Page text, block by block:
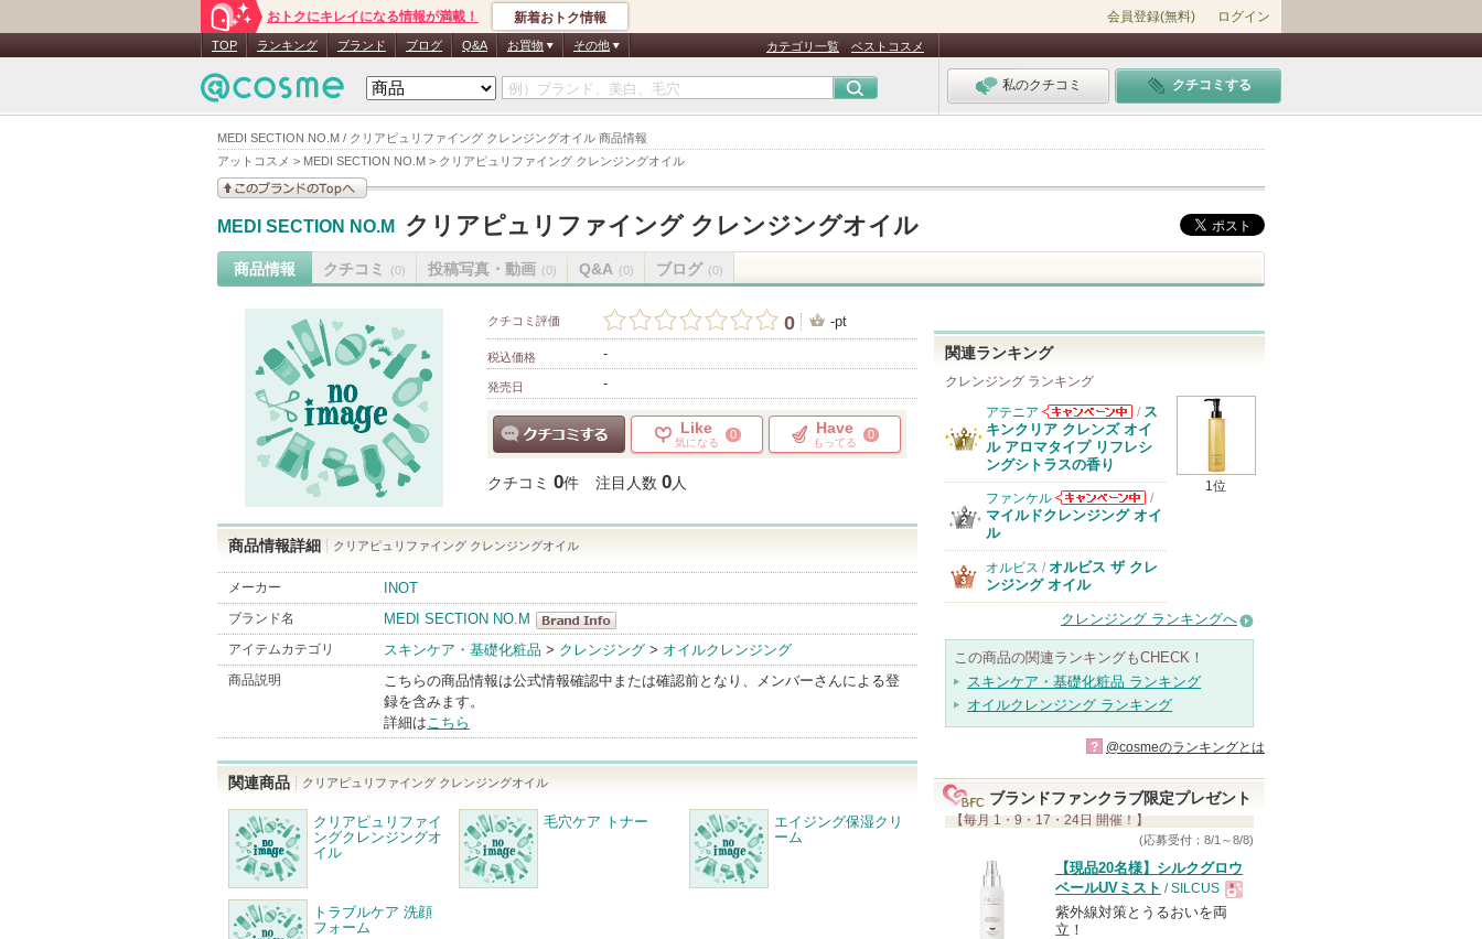
MEDI SECTION NO.M / クリアピュリファイング クレンジングオイル 商品情報
アットコスメ > MEDI SECTION NO.M > クリアピュリファイング クレンジングオイル
おトクにキレイになる情報が満載！ 新着おトク情報 会員登録(無料) ログイン
TOP ランキング ブランド ブログ Q&A お買物 その他 カテゴリ一覧 ベストコスメ
私のクチコミ クチコミする
MEDI SECTION NO.M クリアピュリファイング クレンジングオイル
商品情報 クチコミ (0) 投稿写真・動画 (0) Q&A (0) ブログ (0)
クチコミ評価 0 -pt
税込価格 -
発売日 -
Like
気になる
0 Have
もってる
0
クチコミ 0件 注目人数 0人
商品情報詳細 クリアピュリファイング クレンジングオイル
メーカー INOT
ブランド名
MEDI SECTION NO.M
MEDI
SECTION
アイテムカテゴリ スキンケア・基礎化粧品 > クレンジング > オイルクレンジング
商品説明
こちらの商品情報は公式情報確認中または確認前となり、メンバーさんによる登
録を含みます。
詳細はこちら
関連商品 クリアピュリファイング クレンジングオイル
クリアピュリファイ
ングクレンジングオ
イル
毛穴ケア トナー
エイジング保湿クリ
ーム
トラブルケア 洗顔
フォーム
関連ランキング
クレンジング ランキング
1位
アテニア
アテニアからの
お知らせがあり
ます
/ ス
キンクリア クレンズ オイ
ル アロマタイプ リフレシ
ングシトラスの香り
ファンケル
ファンケルから
/
マイルドクレンジング オイ
ル
オルビス / オルビス ザ クレ
ンジング オイル
クレンジング ランキングへ
この商品の関連ランキングもCHECK！
スキンケア・基礎化粧品 ランキング
オイルクレンジング ランキング
? @cosmeのランキングとは
ブランドファンクラブ限定プレゼント
【毎月 1・9・17・24日 開催！】
(応募受付：8/1～8/8)
【現品20名様】シルクグロウ
ベールUVミスト / SILCUS
現
紫外線対策とうるおいを両
立！